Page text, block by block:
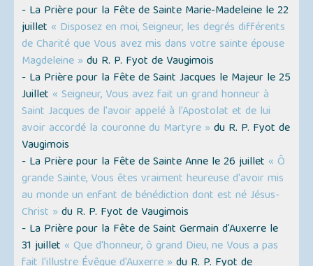
- La Prière pour la Fête de Sainte Marie-Madeleine le 22
juillet « Disposez en moi, Seigneur, les degrés différents
de Charité que Vous avez mis dans votre sainte épouse
Magdeleine » du R. P. Fyot de Vaugimois
- La Prière pour la Fête de Saint Jacques le Majeur le 25
Juillet « Seigneur, Vous avez fait un grand honneur à
Saint Jacques de l'avoir appelé à l'Apostolat et de lui
avoir accordé la couronne du Martyre » du R. P. Fyot de
Vaugimois
- La Prière pour la Fête de Sainte Anne le 26 juillet « Ô
grande Sainte, Vous êtes vraiment heureuse d'avoir mis
au monde un enfant de bénédiction dont est né Jésus-
Christ » du R. P. Fyot de Vaugimois
- La Prière pour la Fête de Saint Germain d'Auxerre le
31 juillet « Que d'honneur, ô grand Dieu, ne Vous a pas